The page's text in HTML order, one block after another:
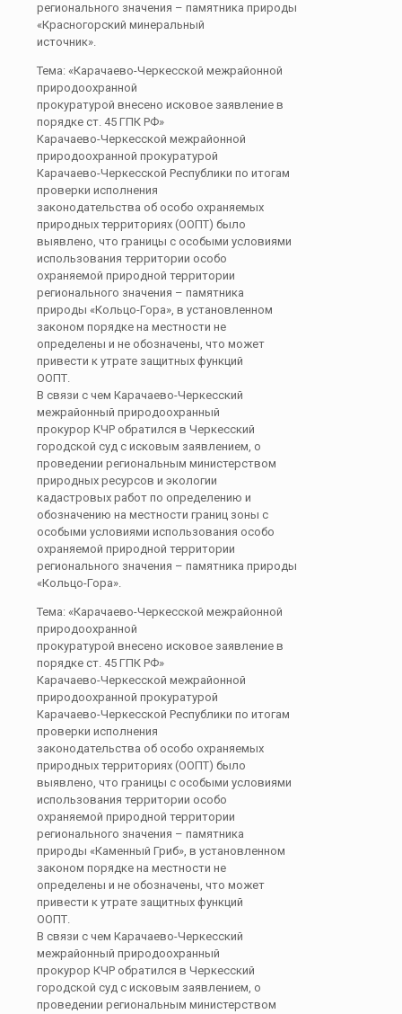
регионального значения – памятника природы
«Красногорский минеральный
источник».
Тема: «Карачаево-Черкесской межрайонной
природоохранной
прокуратурой внесено исковое заявление в
порядке ст. 45 ГПК РФ»
Карачаево-Черкесской межрайонной
природоохранной прокуратурой
Карачаево-Черкесской Республики по итогам
проверки исполнения
законодательства об особо охраняемых
природных территориях (ООПТ) было
выявлено, что границы с особыми условиями
использования территории особо
охраняемой природной территории
регионального значения – памятника
природы «Кольцо-Гора», в установленном
законом порядке на местности не
определены и не обозначены, что может
привести к утрате защитных функций
ООПТ.
В связи с чем Карачаево-Черкесский
межрайонный природоохранный
прокурор КЧР обратился в Черкесский
городской суд с исковым заявлением, о
проведении региональным министерством
природных ресурсов и экологии
кадастровых работ по определению и
обозначению на местности границ зоны с
особыми условиями использования особо
охраняемой природной территории
регионального значения – памятника природы
«Кольцо-Гора».
Тема: «Карачаево-Черкесской межрайонной
природоохранной
прокуратурой внесено исковое заявление в
порядке ст. 45 ГПК РФ»
Карачаево-Черкесской межрайонной
природоохранной прокуратурой
Карачаево-Черкесской Республики по итогам
проверки исполнения
законодательства об особо охраняемых
природных территориях (ООПТ) было
выявлено, что границы с особыми условиями
использования территории особо
охраняемой природной территории
регионального значения – памятника
природы «Каменный Гриб», в установленном
законом порядке на местности не
определены и не обозначены, что может
привести к утрате защитных функций
ООПТ.
В связи с чем Карачаево-Черкесский
межрайонный природоохранный
прокурор КЧР обратился в Черкесский
городской суд с исковым заявлением, о
проведении региональным министерством